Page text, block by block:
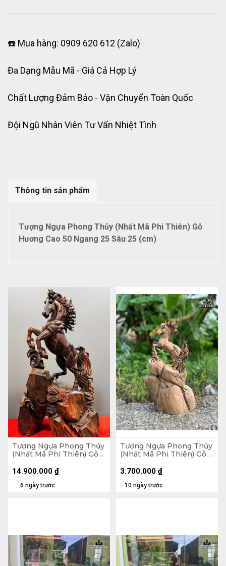
☎️ Mua hàng: 0909 620 612 (Zalo)
Đa Dạng Mẫu Mã - Giá Cả Hợp Lý
Chất Lượng Đảm Bảo - Vận Chuyển Toàn Quốc
Đội Ngũ Nhân Viên Tư Vấn Nhiệt Tình
Thông tin sản phẩm
Tượng Ngựa Phong Thủy (Nhất Mã Phi Thiên) Gỗ
Hương Cao 50 Ngang 25 Sâu 25 (cm)
Tượng Ngựa Phong Thủy
(Nhất Mã Phi Thiên) Gỗ
Trắc Cao 68 Ngang 42
Sâu 28 (cm)
6 ngày trước
14.900.000 ₫
Tượng Ngựa Phong Thủy
(Nhất Mã Phi Thiên) Gỗ
28 Sâu 12 (cm)
10 ngày trước
3.700.000 ₫